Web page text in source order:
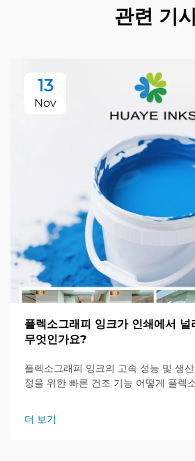
관련 기
13
Nov
플렉소그래피 잉크가 인쇄에서
무엇인가요?
플렉소그래피 잉크의 고속 성능 및 생
정을 위한 빠른 건조 기능 어떻게 플렉
보세요. 플렉소그래피 인쇄 잉크는 매
에 대량 인쇄 작업에 적합합니다.
더 보기